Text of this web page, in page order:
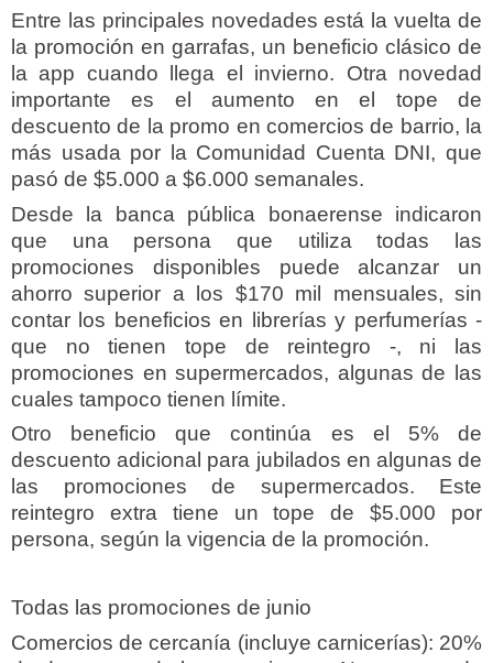
Entre las principales novedades está la vuelta de
la promoción en garrafas, un beneficio clásico de
la app cuando llega el invierno. Otra novedad
importante es el aumento en el tope de
descuento de la promo en comercios de barrio, la
más usada por la Comunidad Cuenta DNI, que
pasó de $5.000 a $6.000 semanales.
Desde la banca pública bonaerense indicaron
que una persona que utiliza todas las
promociones disponibles puede alcanzar un
ahorro superior a los $170 mil mensuales, sin
contar los beneficios en librerías y perfumerías -
que no tienen tope de reintegro -, ni las
promociones en supermercados, algunas de las
cuales tampoco tienen límite.
Otro beneficio que continúa es el 5% de
descuento adicional para jubilados en algunas de
las promociones de supermercados. Este
reintegro extra tiene un tope de $5.000 por
persona, según la vigencia de la promoción.
Todas las promociones de junio
Comercios de cercanía (incluye carnicerías): 20%